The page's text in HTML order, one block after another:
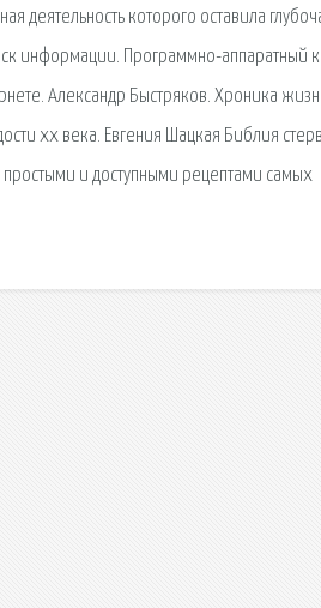
деятельность которого оставила
информации. Программно-аппаратный
Александр Быстряков. Хроника
xx века. Евгения Шацкая Библия
и доступными рецептами самых